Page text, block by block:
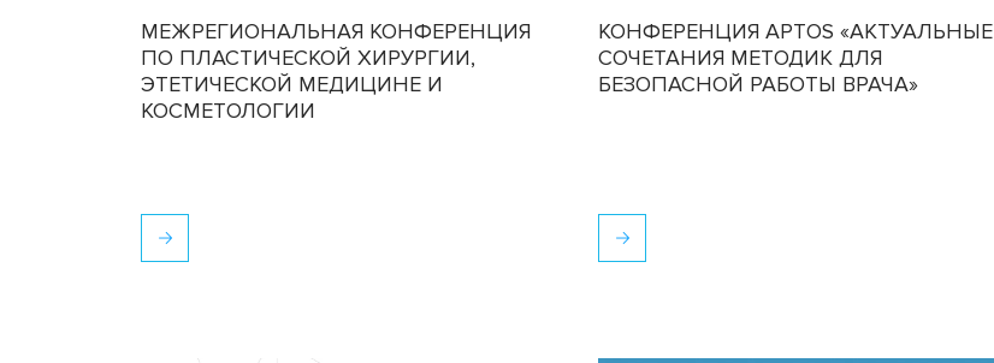
МЕЖРЕГИОНАЛЬНАЯ КОНФЕРЕНЦИЯ
ПО ПЛАСТИЧЕСКОЙ ХИРУРГИИ,
ЭТЕТИЧЕСКОЙ МЕДИЦИНЕ И
КОСМЕТОЛОГИИ
КОНФЕРЕНЦИЯ APTOS «АКТУАЛЬНЫЕ
СОЧЕТАНИЯ МЕТОДИК ДЛЯ
БЕЗОПАСНОЙ РАБОТЫ ВРАЧА»